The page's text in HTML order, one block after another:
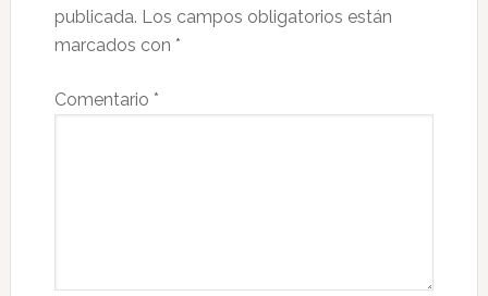
publicada. Los campos obligatorios están
marcados con *
Comentario *